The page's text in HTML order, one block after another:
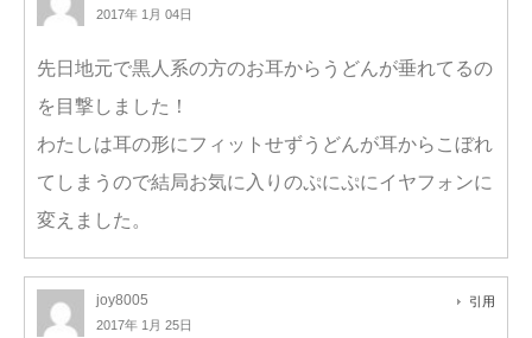
2017年 1月 04日
先日地元で黒人系の方のお耳からうどんが垂れてるの
を目撃しました！
わたしは耳の形にフィットせずうどんが耳からこぼれ
てしまうので結局お気に入りのぷにぷにイヤフォンに
変えました。
joy8005
2017年 1月 25日
引用